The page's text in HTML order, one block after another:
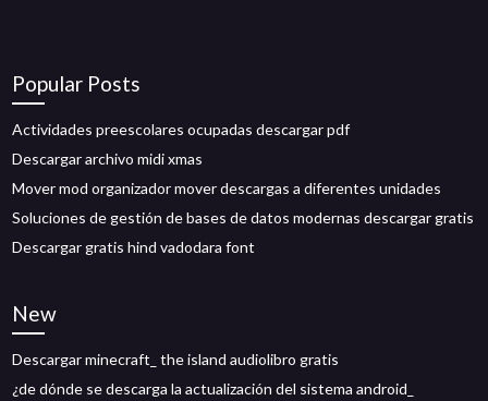
Popular Posts
Actividades preescolares ocupadas descargar pdf
Descargar archivo midi xmas
Mover mod organizador mover descargas a diferentes unidades
Soluciones de gestión de bases de datos modernas descargar gratis
Descargar gratis hind vadodara font
New
Descargar minecraft_ the island audiolibro gratis
¿de dónde se descarga la actualización del sistema android_